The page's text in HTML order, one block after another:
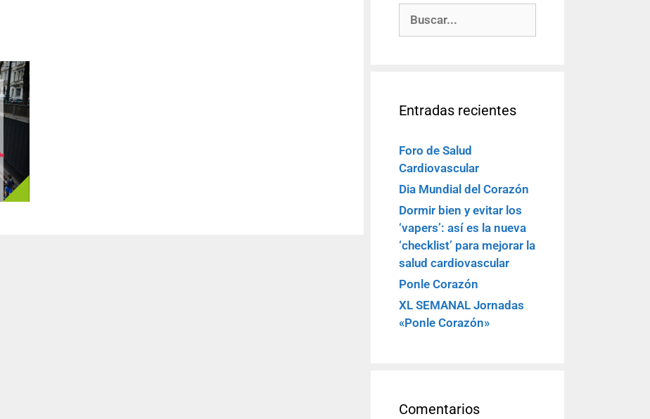
Entradas recientes
Foro de Salud
Cardiovascular
Dia Mundial del Corazón
Dormir bien y evitar los
‘vapers’: así es la nueva
‘checklist’ para mejorar la
salud cardiovascular
Ponle Corazón
XL SEMANAL Jornadas
«Ponle Corazón»
Comentarios